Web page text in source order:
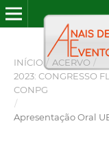
INÍCIO / ACERVO /
2023: CONGRESSO
CONPG
/
Apresentação Oral